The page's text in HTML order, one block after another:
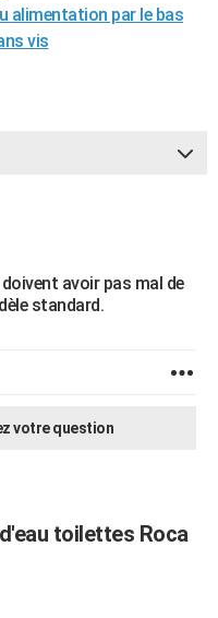
alimentation par le bas
vis
avoir pas mal de
standard.
votre question
toilettes Roca